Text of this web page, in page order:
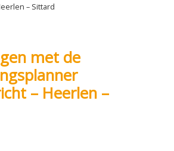
– Sittard
met de
– Heerlen –